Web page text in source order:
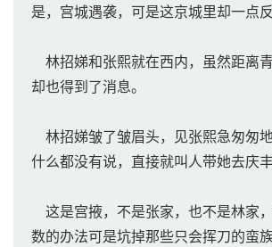
是，宫城遇袭，可是这京城里却一点
林招娣和张熙就在西内，虽然距离青
却也得到了消息。
林招娣皱了皱眉头，见张熙急匆匆
什么都没有说，直接就叫人带她去庆丰
这是宫掖，不是张家，也不是林家
数的办法可是坑掉那些只会挥刀的蛮族